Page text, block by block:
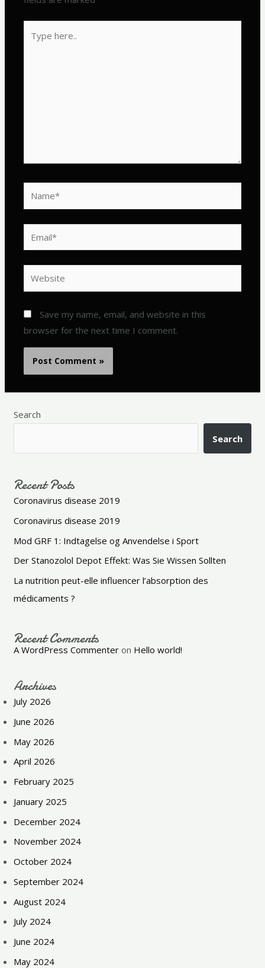
here..
Website
Save my name, email, and website in this
browser for the next time I comment.
Search
Search
Recent Posts
Coronavirus disease 2019
Coronavirus disease 2019
Mod GRF 1: Indtagelse og Anvendelse i Sport
Der Stanozolol Depot Effekt: Was Sie Wissen Sollten
La nutrition peut-elle influencer l’absorption des
médicaments ?
Recent Comments
A WordPress Commenter on Hello world!
Archives
July 2026
June 2026
May 2026
April 2026
February 2025
January 2025
December 2024
November 2024
October 2024
September 2024
August 2024
July 2024
June 2024
May 2024